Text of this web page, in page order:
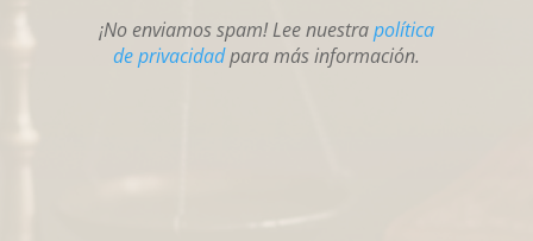
¡No enviamos spam! Lee nuestrapolítica
de privacidadpara más información.